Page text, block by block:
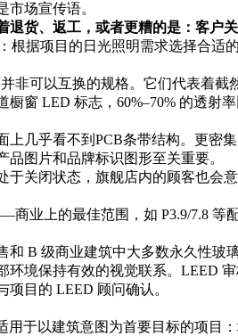
市场宣传语。
退货、返工，或者更糟的是：客户
根据项目的日光照明需求选择合适
并非可以互换的规格。它们代表着截
橱窗 LED 标志，60%–70% 的透射
上几乎看不到PCB条带结构。更密
品图片和品牌标识图形至关重要。
于关闭状态，旗舰店内的顾客也会
商业上的最佳范围，如 P3.9/7.8
和 B 级商业建筑中大多数永久性玻
环境保持有效的视觉联系。LEED
项目的 LEED 顾问确认。
用于以建筑意图为首要目标的项目